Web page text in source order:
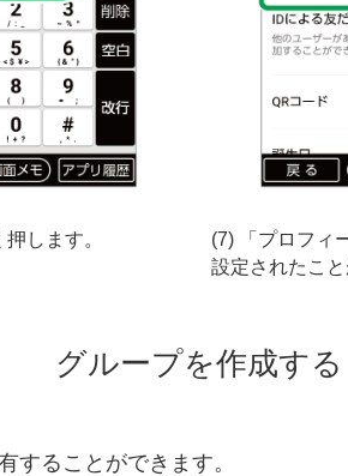
します。
(7) 「プロフィ
設定されたこと
グループを作成する
することができます。